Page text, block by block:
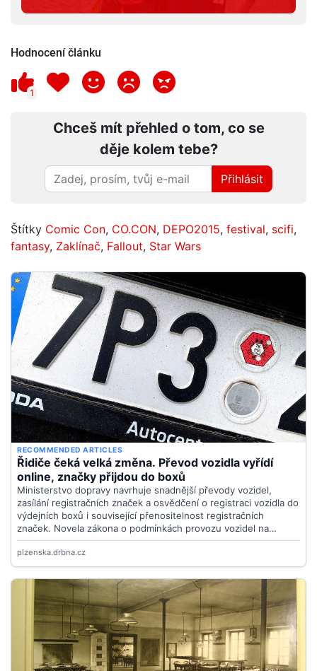
Hodnocení článku
1
Chceš mít přehled o tom, co se
děje kolem tebe?
Přihlásit
Štítky Comic Con, CO.CON, DEPO2015, festival, scifi,
fantasy, Zaklínač, Fallout, Star Wars